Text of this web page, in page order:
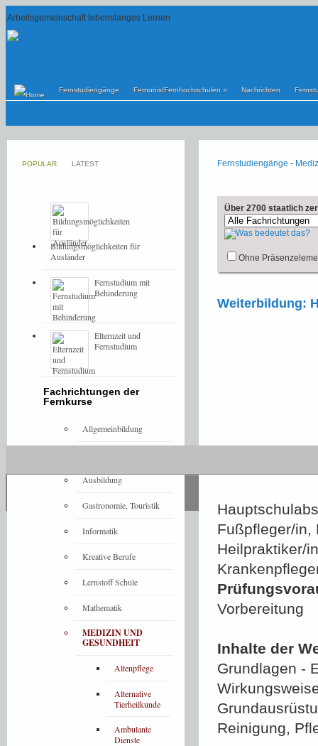
Arbeitsgemeinschaft lebenslanges Lernen
Fernstudiengänge Fernunis/Fernhochschulen » Nachrichten
Fernstudiengänge -
Über 2700 staatlich
Ohne
Weiterbildung:
Fußpfleger/in,
Heilpraktiker/
Vorbereitung
Inhalte der
Grundlagen -
Reinigung,
POPULAR LATEST
Bildungsmöglichkeiten für
Ausländer
Fernstudium mit
Behinderung
Elternzeit und
Fernstudium
Fachrichtungen der
Fernkurse
Allgemeinbildung
Ausbildung
Gastronomie, Touristik
Informatik
Kreative Berufe
Lernstoff Schule
Mathematik
MEDIZIN UND
GESUNDHEIT
Altenpflege
Alternative
Tierheilkunde
Ambulante
Dienste